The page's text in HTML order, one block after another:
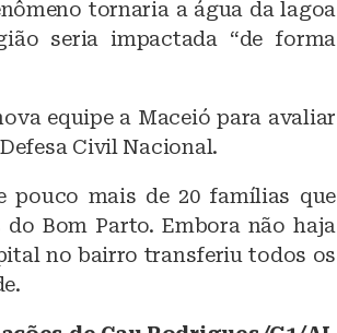
tornaria a água da lagoa
seria impactada “de forma
equipe a Maceió para avaliar
Civil Nacional.
pouco mais de 20 famílias que
Bom Parto. Embora não haja
no bairro transferiu todos os